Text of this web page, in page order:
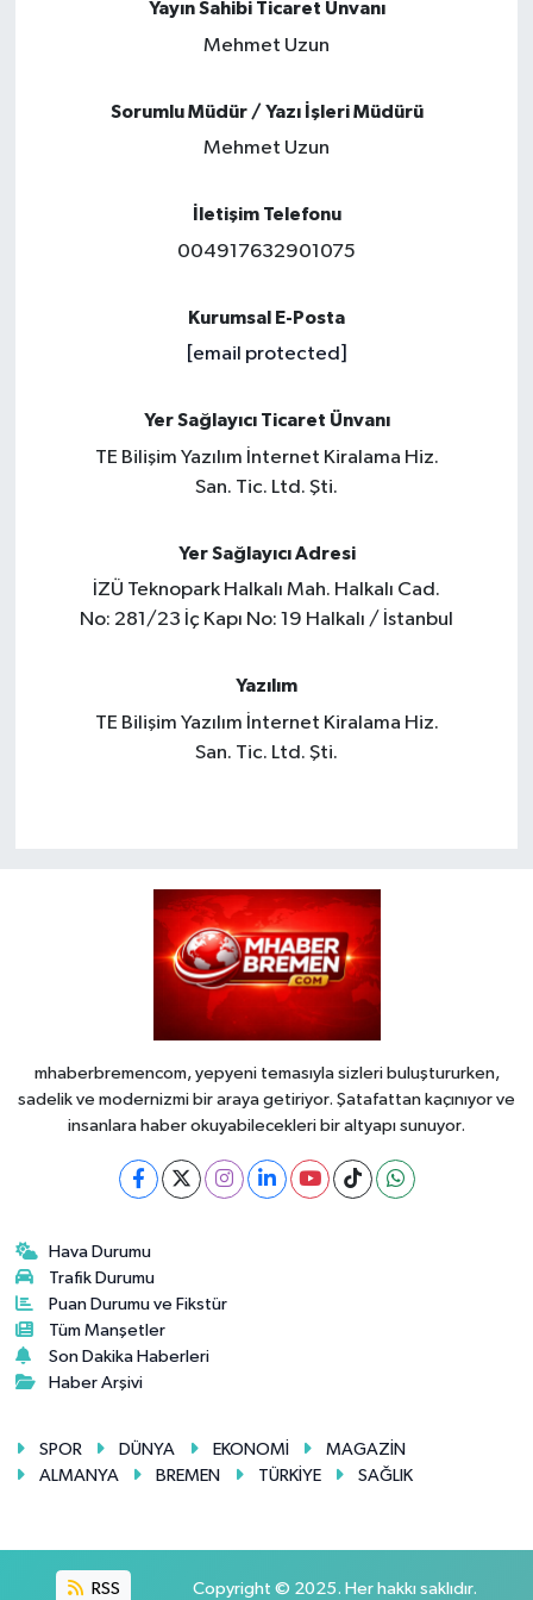
Yayın Sahibi Ticaret Ünvanı
Mehmet Uzun
Sorumlu Müdür / Yazı İşleri Müdürü
Mehmet Uzun
İletişim Telefonu
004917632901075
Kurumsal E-Posta
[email protected]
Yer Sağlayıcı Ticaret Ünvanı
TE Bilişim Yazılım İnternet Kiralama Hiz.
San. Tic. Ltd. Şti.
Yer Sağlayıcı Adresi
İZÜ Teknopark Halkalı Mah. Halkalı Cad.
No: 281/23 İç Kapı No: 19 Halkalı / İstanbul
Yazılım
TE Bilişim Yazılım İnternet Kiralama Hiz.
San. Tic. Ltd. Şti.
mhaberbremencom, yepyeni temasıyla sizleri buluştururken,
sadelik ve modernizmi bir araya getiriyor. Şatafattan kaçınıyor ve
insanlara haber okuyabilecekleri bir altyapı sunuyor.
Hava Durumu
Trafik Durumu
Puan Durumu ve Fikstür
Tüm Manşetler
Son Dakika Haberleri
Haber Arşivi
SPOR DÜNYA EKONOMİ
MAGAZİN
ALMANYA
BREMEN TÜRKİYE SAĞLIK
RSS Copyright © 2025. Her hakkı saklıdır.